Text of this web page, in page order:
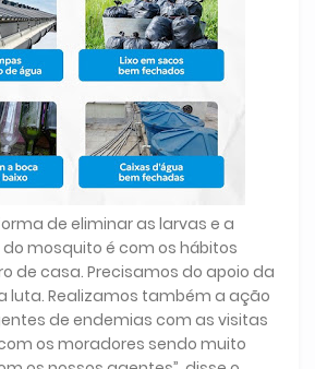
de eliminar as larvas e a
mosquito é com os hábitos
de casa. Precisamos do apoio da
luta. Realizamos também a ação
de endemias com as visitas
os moradores sendo muito